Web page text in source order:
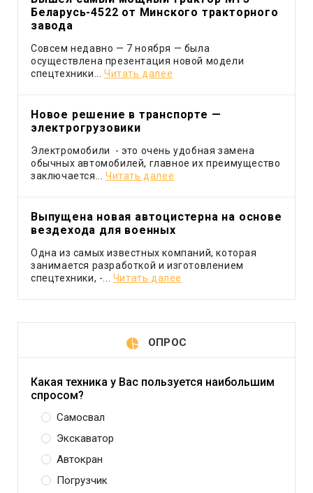
Беларусь-4522 от Минского тракторного
завода
Совсем недавно — 7 ноября — была
осуществлена презентация новой модели
спецтехники... Читать далее
Новое решение в транспорте —
электрогрузовики
Электромобили - это очень удобная замена
обычных автомобилей, главное их преимущество
заключается... Читать далее
Выпущена новая автоцистерна на основе
вездехода для военных
Одна из самых известных компаний, которая
занимается разработкой и изготовлением
спецтехники, -... Читать далее
ОПРОС
Какая техника у Вас пользуется наибольшим
спросом?
Самосвал
Экскаватор
Автокран
Погрузчик